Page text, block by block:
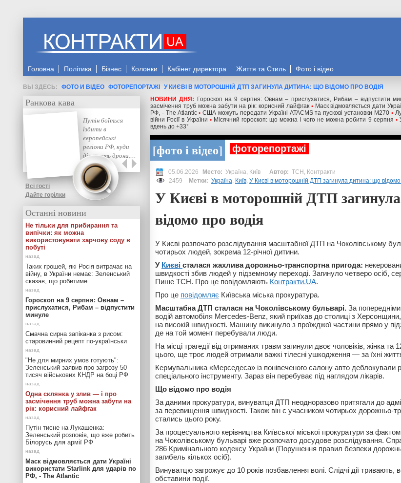
Головна Політика Бізнес Колонки Кабінет директора Життя та Стиль Фото і відео
ФОТО И ВІДЕО ФОТОРЕПОРТАЖІ
У КИЄВІ В МОТОРОШНІЙ ДТП ЗАГИНУЛА ДИТИНА: ЩО ВІДОМО ПРО ВОДІЯ
НОВИНИ ДНЯ:
Гороскоп на 9 серпня: Овнам – прислухатися, Рибам – відпустити
засмічення труб можна забути на рік: корисний лайфгак • Маск відмовляється дати
РФ, - The Atlantic • США можуть передати Україні ATACMS та пускові установки M270 •
війни Росії в України • Місячний гороскоп: що можна і чого не можна робити 9 серпня •
вдень до +33°
фото і відео фоторепортажі
05.06.2026 Україна, Київ
ТСН, Контракти
2459
Метки: Україна, Київ, У Києві в моторошній ДТП загинула дитина: що відомо
У Києві в моторошній ДТП
відомо про водія
У Києві розпочато розслідування масштабної ДТП на Чоколівському
чотирьох людей, зокрема 12-річної дитини.
У Києві сталася жахлива дорожньо-транспортна пригода:
швидкості збив людей у підземному переході. Загинуло четверо осіб,
Пише ТСН. Про це повідомляють Контракти.UA.
Про це повідомляє Київська міська прокуратура.
Масштабна ДТП сталася на Чоколівському бульварі. За
водій автомобіля Mercedes-Benz, який приїхав до столиці з
на високій швидкості. Машину викинуло з проїжджої частини прямо у
де на той момент перебували люди.
На місці трагедії від отриманих травм загинули двоє чоловіків, жінка та
цього, ще троє людей отримали важкі тілесні ушкодження — за їхні
Кермувальника «Мерседеса» із понівеченого салону авто деблокували
спеціального інструменту. Зараз він перебуває під наглядом лікарів.
Що відомо про водія
За даними прокуратури, винуватця ДТП неодноразово притягали до
за перевищення швидкості. Також він є учасником чотирьох дорожньо-
стались цього року.
За процесуального керівництва Київської міської прокуратури за
на Чоколівському бульварі вже розпочато досудове розслідування.
286 Кримінального кодексу України (Порушення правил безпеки
загибель кількох осіб).
Винуватцю загрожує до 10 років позбавлення волі. Слідчі дії тривають,
обставини події.
Ранкова кава
Путін боїться
їздити в
європейські
регіони РФ, куди
дістають дрони,…
Всі гості
Дайте горілки
Останні новини
Не тільки для прибирання та
випічки: як можна
використовувати харчову соду в
побуті
Таких грошей, які Росія витрачає на
війну, в України немає: Зеленський
сказав, що робитиме
Гороскоп на 9 серпня: Овнам –
прислухатися, Рибам – відпустити
минуле
Смачна сирна запіканка з рисом:
старовинний рецепт по-українськи
"Не для мирних умов готують":
Зеленський заявив про загрозу 50
тисяч військових КНДР на боці РФ
Одна склянка у злив — і про
засмічення труб можна забути на
рік: корисний лайфгак
Путін тисне на Лукашенка:
Зеленський розповів, що вже робить
Білорусь для армії РФ
Маск відмовляється дати Україні
використати Starlink для ударів по
РФ, - The Atlantic